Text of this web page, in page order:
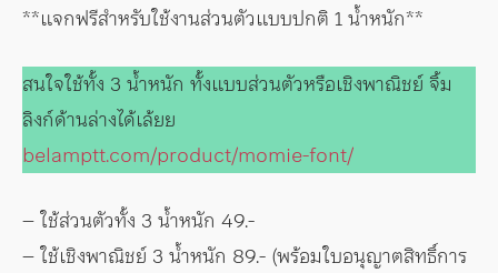
**แจกฟรีสำหรับใช้งานส่วนตัวแบบปกติ 1 น้ำหนัก**
สนใจใช้ทั้ง 3 น้ำหนัก ทั้งแบบส่วนตัวหรือเชิงพาณิชย์ จิ้ม
ลิงก์ด้านล่างได้เล้ยย
belamptt.com/product/momie-font/
– ใช้ส่วนตัวทั้ง 3 น้ำหนัก 49.-
– ใช้เชิงพาณิชย์ 3 น้ำหนัก 89.- (พร้อมใบอนุญาตสิทธิ์การ